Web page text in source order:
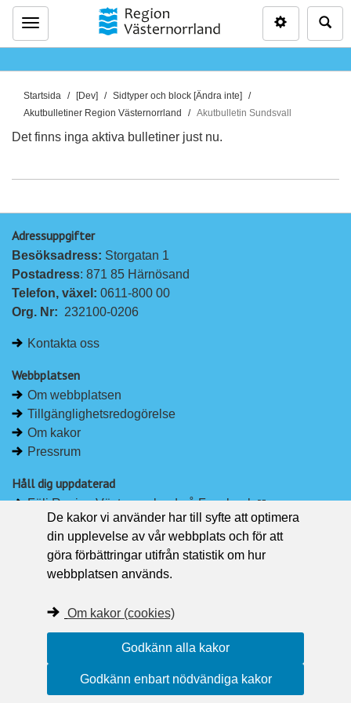
Meny
D
u
ä
r
:
Startsida [Dev]
Sidtyper och block [Ändra inte]
Akutbulletiner Region Västernorrland
Akutbulletin Sundsvall
Det finns inga aktiva bulletiner just nu.
Adressuppgifter
Besöksadress: Storgatan 1
Postadress: 871 85 Härnösand
Telefon, växel: 0611-800 00
Org. Nr: 232100-0206
Kontakta oss
Webbplatsen
Om webbplatsen
Tillgänglighetsredogörelse
Om kakor
Pressrum
Håll dig uppdaterad
Följ Region Västernorrland på Facebook
Region Västernorrland i sociala medier
Följ Region Västernorrland via RSS
De kakor vi använder har till syfte att optimera
din upplevelse av vår webbplats och för att
göra förbättringar utifrån statistik om hur
webbplatsen används.
Om kakor (cookies)
Godkänn alla kakor
Godkänn enbart nödvändiga kakor